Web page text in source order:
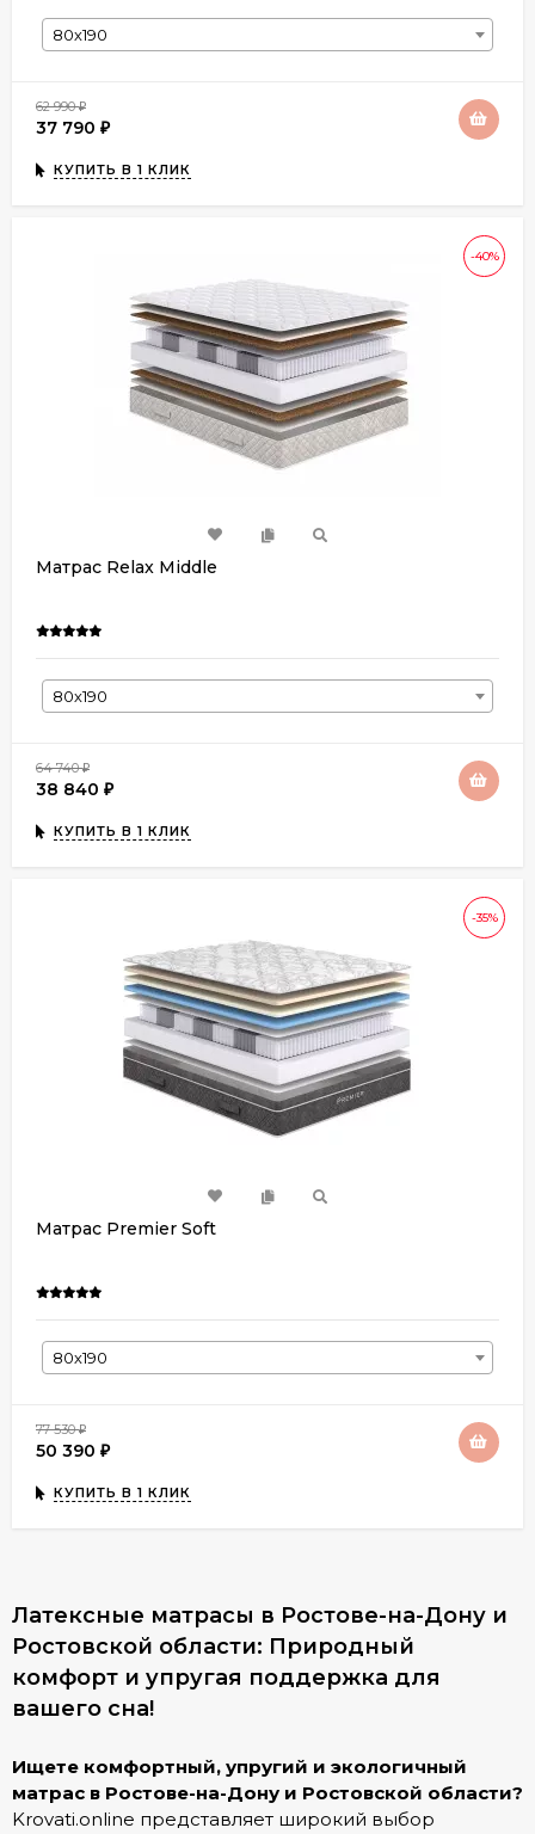
80х190
62 990₽
37 790 ₽
КУПИТЬ В 1 КЛИК
-40%
Матрас Relax Middle
80х190
64 740₽
38 840 ₽
КУПИТЬ В 1 КЛИК
-35%
Матрас Premier Soft
80х190
77 530₽
50 390 ₽
КУПИТЬ В 1 КЛИК
Латексные матрасы в Ростове-на-Дону и
Ростовской области: Природный
комфорт и упругая поддержка для
вашего сна!
Ищете комфортный, упругий и экологичный
матрас в Ростове-на-Дону и Ростовской области?
Krovati.online представляет широкий выбор